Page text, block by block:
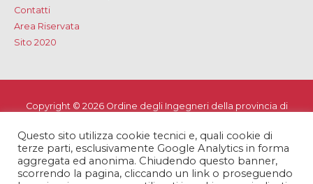
Contatti
Area Riservata
Sito 2020
Copyright © 2026 Ordine degli Ingegneri della provincia di
Privacy e Cookie Policy-Note Legali -Dichiarazione di
accessibilità
Questo sito utilizza cookie tecnici e, quali cookie di
terze parti, esclusivamente Google Analytics in forma
aggregata ed anonima. Chiudendo questo banner,
scorrendo la pagina, cliccando un link o proseguendo